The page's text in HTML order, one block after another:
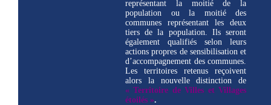
représentant la moitié de la
population ou la moitié des
communes représentant les deux
tiers de la population. Ils seront
également qualifiés selon leurs
actions propres de sensibilisation et
d’accompagnement des communes.
Les territoires retenus reçoivent
alors la nouvelle distinction de
« Territoire de Villes et Villages
étoilés ».